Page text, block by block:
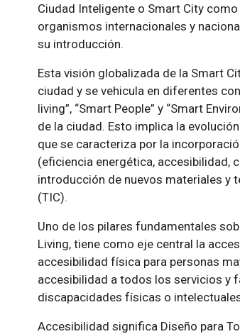
Ciudad Inteligente o Smart City
organismos internacionales y
su introducción.
Esta visión globalizada de la Smart
ciudad y se vehicula en diferentes
living”, “Smart People” y “Smart
de la ciudad. Esto implica la
que se caracteriza por la
(eficiencia energética, accesibilidad,
introducción de nuevos materiales y
(TIC).
Uno de los pilares fundamentales
Living, tiene como eje central la
accesibilidad física para personas
accesibilidad a todos los servicios y
discapacidades físicas o
Accesibilidad significa Diseño para